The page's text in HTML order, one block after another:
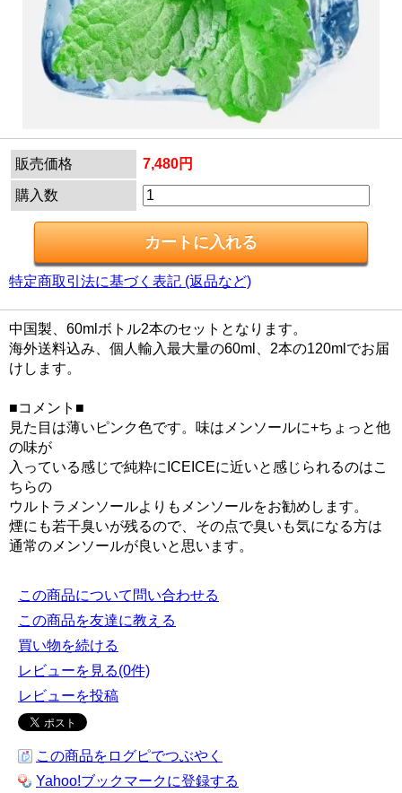
販売価格 7,480円
購入数
特定商取引法に基づく表記 (返品など)
中国製、60mlボトル2本のセットとなります。
海外送料込み、個人輸入最大量の60ml、2本の120mlでお届
けします。
■コメント■
見た目は薄いピンク色です。味はメンソールに+ちょっと他
の味が
入っている感じで純粋にICEICEに近いと感じられるのはこ
ちらの
ウルトラメンソールよりもメンソールをお勧めします。
煙にも若干臭いが残るので、その点で臭いも気になる方は
通常のメンソールが良いと思います。
この商品について問い合わせる
この商品を友達に教える
買い物を続ける
レビューを見る(0件)
レビューを投稿
この商品をログピでつぶやく
Yahoo!ブックマークに登録する